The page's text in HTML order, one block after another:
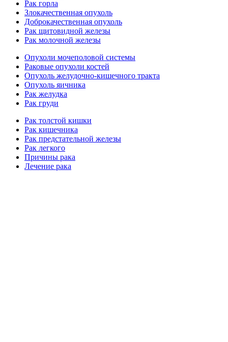
Рак горла
Злокачественная опухоль
Доброкачественная опухоль
Рак щитовидной железы
Рак молочной железы
Опухоли мочеполовой системы
Раковые опухоли костей
Опухоль желудочно-кишечного тракта
Опухоль яичника
Рак желудка
Рак груди
Рак толстой кишки
Рак кишечника
Рак предстательной железы
Рак легкого
Причины рака
Лечение рака